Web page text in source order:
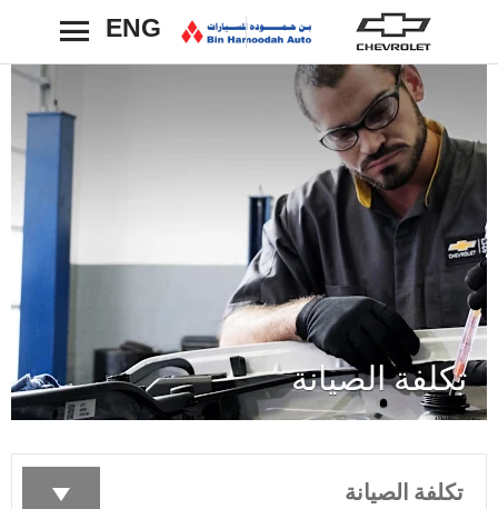
ENG رجوع
تكلفة الصيانة
تكلفة الصيانة